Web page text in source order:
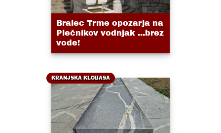
Bralec Trme opozarja na
Plečnikov vodnjak ...brez
vode!
KRANJSKA KLOBASA